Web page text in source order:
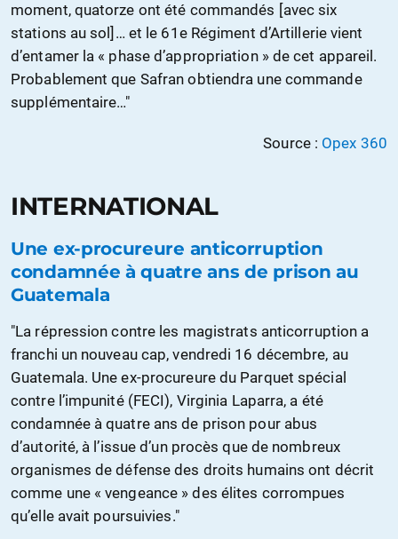
moment, quatorze ont été commandés [avec six
stations au sol]… et le 61e Régiment d’Artillerie vient
d’entamer la « phase d’appropriation » de cet appareil.
Probablement que Safran obtiendra une commande
supplémentaire…"
Source : Opex 360
INTERNATIONAL
Une ex-procureure anticorruption
condamnée à quatre ans de prison au
Guatemala
"La répression contre les magistrats anticorruption a
franchi un nouveau cap, vendredi 16 décembre, au
Guatemala. Une ex-procureure du Parquet spécial
contre l’impunité (FECI), Virginia Laparra, a été
condamnée à quatre ans de prison pour abus
d’autorité, à l’issue d’un procès que de nombreux
organismes de défense des droits humains ont décrit
comme une « vengeance » des élites corrompues
qu’elle avait poursuivies."